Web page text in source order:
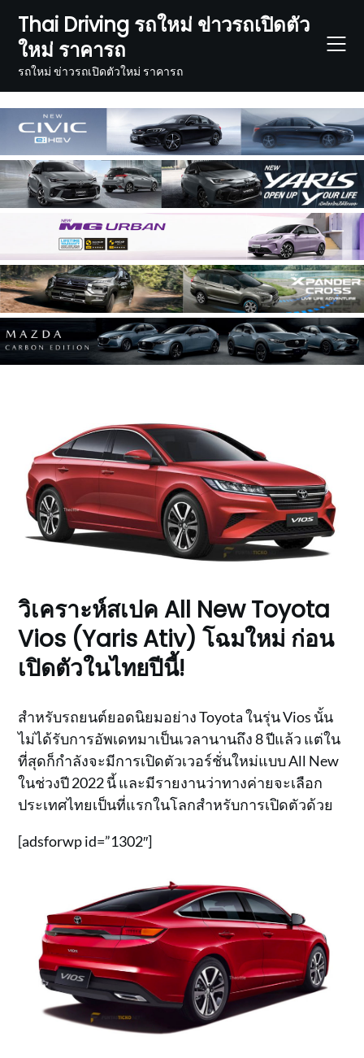
content
Thai Driving รถใหม่ ข่าวรถเปิดตัว
ใหม่ ราคารถ
รถใหม่ ข่าวรถเปิดตัวใหม่ ราคารถ
วิเคราะห์สเปค All New Toyota
Vios (Yaris Ativ) โฉมใหม่ ก่อน
เปิดตัวในไทยปีนี้!
สำหรับรถยนต์ยอดนิยมอย่าง Toyota ในรุ่น Vios นั้น
ไม่ได้รับการอัพเดทมาเป็นเวลานานถึง 8 ปีแล้ว แต่ใน
ที่สุดก็กำลังจะมีการเปิดตัวเวอร์ชั่นใหม่แบบ All New
ในช่วงปี 2022 นี้ และมีรายงานว่าทางค่ายจะเลือก
ประเทศไทยเป็นที่แรกในโลกสำหรับการเปิดตัวด้วย
[adsforwp id=”1302″]